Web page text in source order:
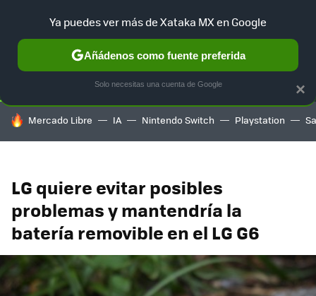
SELECCIÓN GAMING HOME AUTO TERRITORIO
HOY SE HABLA DE
Mercado Libre IA Nintendo Switch Playstation
LG quiere evitar posibles
problemas y mantendría la
batería removible en el LG G6
×
Ya puedes ver más de Xataka MX en Google
Añádenos como fuente preferida
Solo necesitas una cuenta de Google